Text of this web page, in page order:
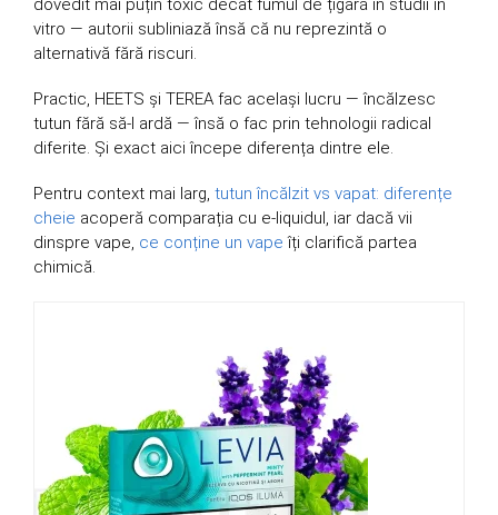
dovedit mai puțin toxic decât fumul de țigară în studii in
vitro — autorii subliniază însă că nu reprezintă o
alternativă fără riscuri.
Practic, HEETS și TEREA fac același lucru — încălzesc
tutun fără să-l ardă — însă o fac prin tehnologii radical
diferite. Și exact aici începe diferența dintre ele.
Pentru context mai larg, tutun încălzit vs vapat: diferențe
cheie acoperă comparația cu e-liquidul, iar dacă vii
dinspre vape, ce conține un vape îți clarifică partea
chimică.